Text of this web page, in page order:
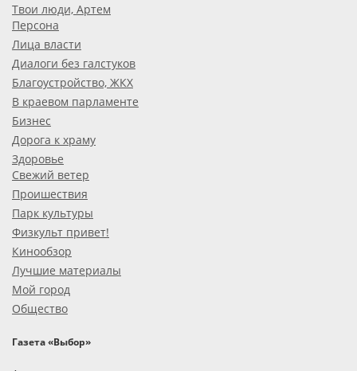
Твои люди, Артем
Персона
Лица власти
Диалоги без галстуков
Благоустройство, ЖКХ
В краевом парламенте
Бизнес
Дорога к храму
Здоровье
Свежий ветер
Проишествия
Парк культуры
Физкульт привет!
Кинообзор
Лучшие материалы
Мой город
Общество
Газета «Выбор»